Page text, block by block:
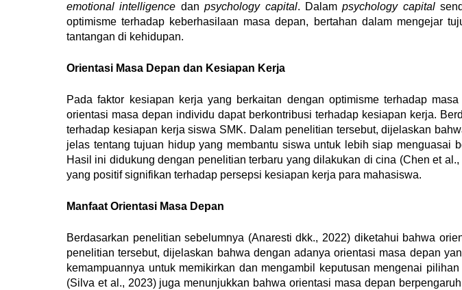
emotional intelligence danpsychology capital. Dalampsychology capital
optimisme terhadap keberhasilaan masa depan, bertahan dalam mengejar
tantangan di kehidupan.
Orientasi Masa Depan dan Kesiapan Kerja
Pada faktor kesiapan kerja yang berkaitan dengan optimisme terhadap masa
orientasi masa depan individu dapat berkontribusi terhadap kesiapan kerja.
terhadap kesiapan kerja siswa SMK. Dalam penelitian tersebut, dijelaskan
jelas tentang tujuan hidup yang membantu siswa untuk lebih siap menguasai
Hasil ini didukung dengan penelitian terbaru yang dilakukan di cina (Chen et al.,
yang positif signifikan terhadap persepsi kesiapan kerja para mahasiswa.
Manfaat Orientasi Masa Depan
Berdasarkan penelitian sebelumnya (Anaresti dkk., 2022)diketahui bahwa
penelitian tersebut, dijelaskan bahwa dengan adanya orientasi masa depan
kemampuannya untuk memikirkan dan mengambil keputusan mengenai
(Silva et al., 2023)juga menunjukkan bahwa orientasi masa depan